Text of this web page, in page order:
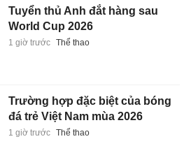
Tuyển thủ Anh đắt hàng sau
World Cup 2026
1 giờ trước Thể thao
Trường hợp đặc biệt của bóng
đá trẻ Việt Nam mùa 2026
1 giờ trước Thể thao